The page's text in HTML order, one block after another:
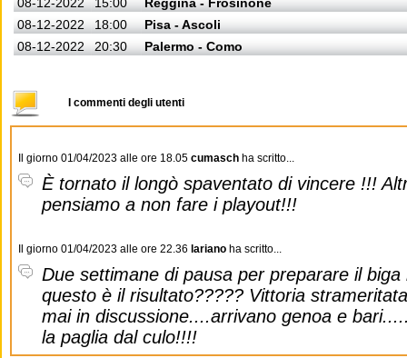
08-12-2022
18:00
Pisa - Ascoli
08-12-2022
20:30 Palermo - Como
I commenti degli utenti
Il giorno 01/04/2023 alle ore 18.05 cumasch ha scritto...
È tornato il longò spaventato di vincere !!!
pensiamo a non fare i playout!!!
Il giorno 01/04/2023 alle ore 22.36 lariano ha scritto...
Due settimane di pausa per preparare il
questo è il risultato????? Vittoria
mai in discussione....arrivano genoa e
la paglia dal culo!!!!